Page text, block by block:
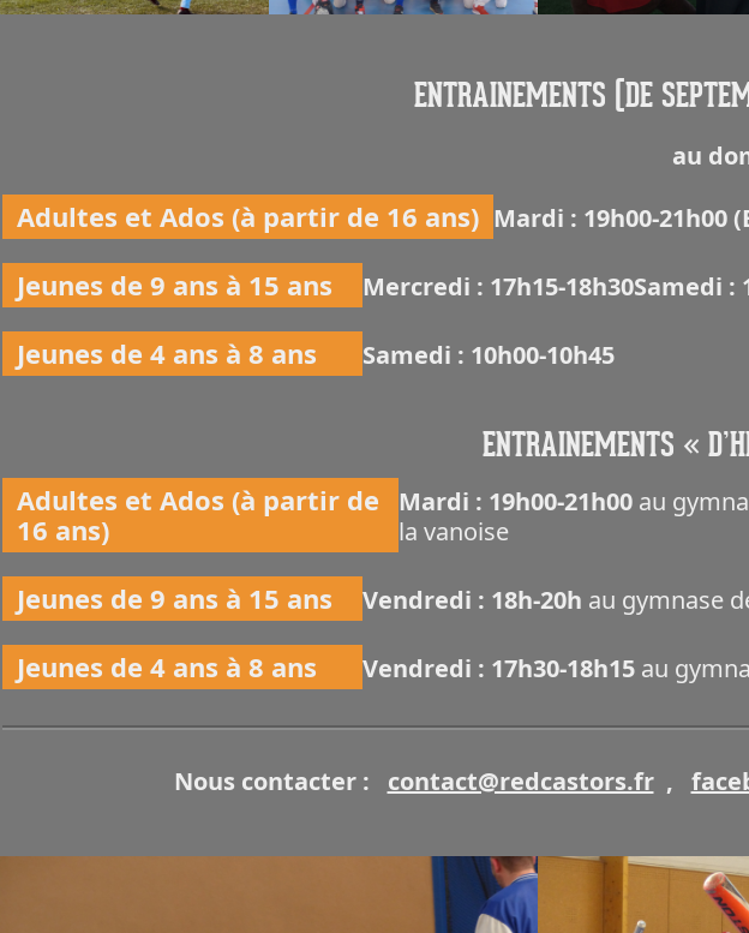
ENTRAINEMENTS (DE
au
Adultes et Ados (à partir de 16 ans) Mardi : 19h00-21h00
Jeunes de 9 ans à 15 ans Mercredi : 17h15-18h30Samedi :
Jeunes de 4 ans à 8 ans Samedi : 10h00-10h45
ENTRAINEMENTS «
Adultes et Ados (à partir de
16 ans)
Mardi : 19h00-21h00 au
la vanoise
Jeunes de 9 ans à 15 ans Vendredi : 18h-20h au gymnase
Jeunes de 4 ans à 8 ans Vendredi : 17h30-18h15 au
Nous contacter : contact@redcastors.fr ,